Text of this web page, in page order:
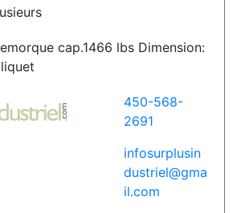
cap.1466 lbs Dimension:
450-568-
2691
infosurplusin
dustriel@gma
il.com